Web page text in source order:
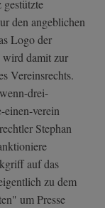
den angeblichen
Logo der
wird damit zur
Vereinsrechts.
­drei-
einen-verein
Stephan
auf das
zu dem
um Presse